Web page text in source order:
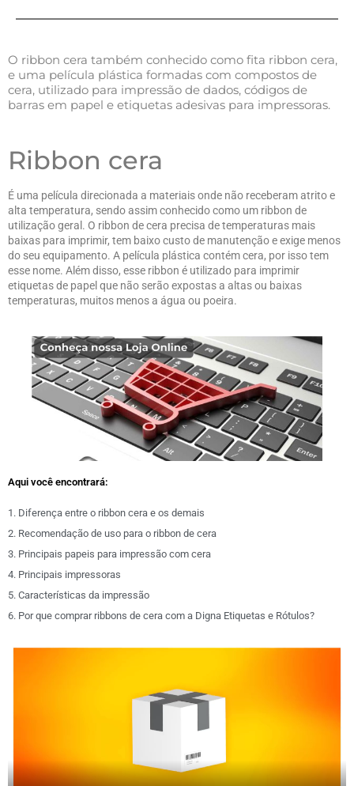
O ribbon cera também conhecido como fita ribbon cera,
e uma película plástica formadas com compostos de
cera, utilizado para impressão de dados, códigos de
barras em papel e etiquetas adesivas para impressoras.
Ribbon cera
É uma película direcionada a materiais onde não receberam atrito e
alta temperatura, sendo assim conhecido como um ribbon de
utilização geral. O ribbon de cera precisa de temperaturas mais
baixas para imprimir, tem baixo custo de manutenção e exige menos
do seu equipamento. A película plástica contém cera, por isso tem
esse nome. Além disso, esse ribbon é utilizado para imprimir
etiquetas de papel que não serão expostas a altas ou baixas
temperaturas, muitos menos a água ou poeira.
Aqui você encontrará:
1. Diferença entre o ribbon cera e os demais
2. Recomendação de uso para o ribbon de cera
3. Principais papeis para impressão com cera
4. Principais impressoras
5. Características da impressão
6. Por que comprar ribbons de cera com a Digna Etiquetas e Rótulos?